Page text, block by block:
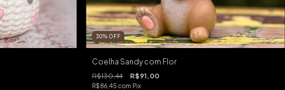
30%OFF
Coelha Sandy com Flor
R$130,44 R$91,00
R$86,45com Pix